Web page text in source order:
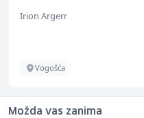
Irion Argerr
Vogošća
Možda vas zanima